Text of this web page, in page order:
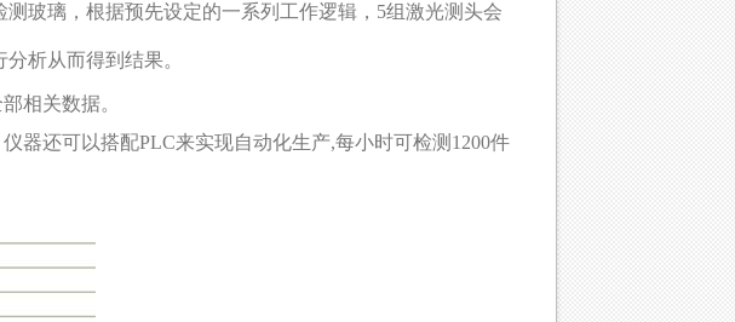
玻璃，根据预先设定的一系列工作逻辑，5组激光测头会
析从而得到结果。
相关数据。
器还可以搭配PLC来实现自动化生产,每小时可检测1200件